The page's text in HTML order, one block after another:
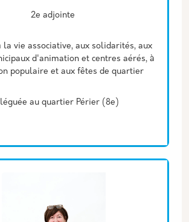
2e adjointe
la vie associative, aux solidarités, aux
d'animation et centres aérés, à
populaire et aux fêtes de quartier
au quartier Périer (8e)